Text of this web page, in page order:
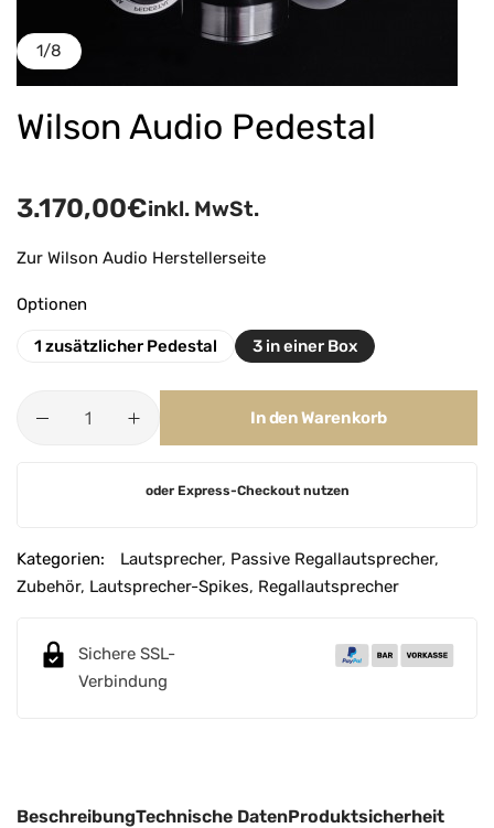
1/8
Wilson Audio Pedestal
3.170,00€inkl. MwSt.
Zur Wilson Audio Herstellerseite
Optionen
1 zusätzlicher Pedestal 3 in einer Box
In den Warenkorb
e
r
oder Express-Checkout nutzen
Kategorien: Lautsprecher, Passive Regallautsprecher,
Zubehör, Lautsprecher-Spikes, Regallautsprecher
Sichere SSL-
Verbindung
BeschreibungTechnische DatenProduktsicherheit